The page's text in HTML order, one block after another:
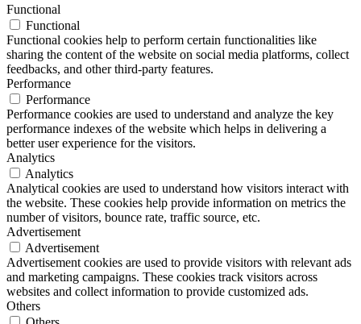
Functional
Functional
Functional cookies help to perform certain functionalities like
sharing the content of the website on social media platforms, collect
feedbacks, and other third-party features.
Performance
Performance
Performance cookies are used to understand and analyze the key
performance indexes of the website which helps in delivering a
better user experience for the visitors.
Analytics
Analytics
Analytical cookies are used to understand how visitors interact with
the website. These cookies help provide information on metrics the
number of visitors, bounce rate, traffic source, etc.
Advertisement
Advertisement
Advertisement cookies are used to provide visitors with relevant ads
and marketing campaigns. These cookies track visitors across
websites and collect information to provide customized ads.
Others